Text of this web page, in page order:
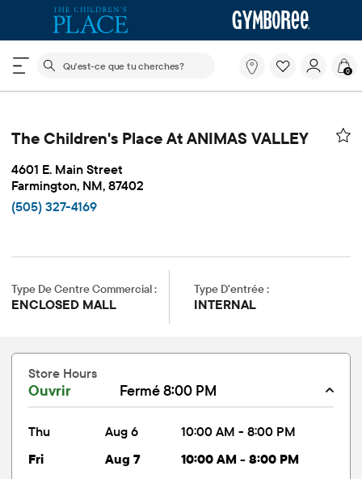
Le champ de recherche ci-dessous filtre les
Qu'est-
que
0
The Children's Place At ANIMAS VALLEY
4601 E. Main Street
Farmington, NM, 87402
(505) 327-4169
Type De Centre Commercial :
ENCLOSED MALL
Type D'entrée :
INTERNAL
Store Hours
Ouvrir Fermé 8:00 PM
thu Aug 6
10:00 AM - 8:00 PM
fri
Aug 7
10:00 AM - 8:00 PM